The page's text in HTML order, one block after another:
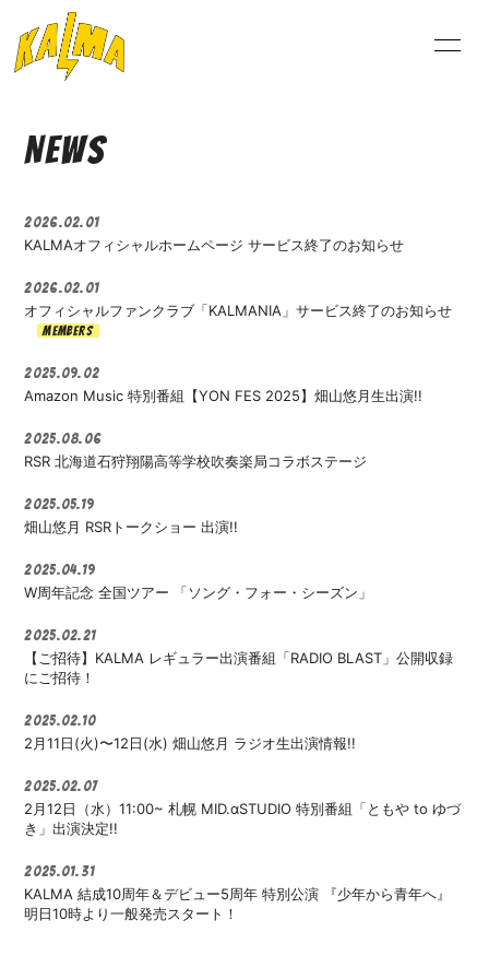
S
ログイン
NEWS
2026.02.01
KALMAオフィシャルホームページ サービス終了のお知らせ
2026.02.01
オフィシャルファンクラブ「KALMANIA」サービス終了のお知らせ
2025.09.02
Amazon Music 特別番組【YON FES 2025】畑山悠月生出演!!
2025.08.06
RSR 北海道石狩翔陽高等学校吹奏楽局コラボステージ
2025.05.19
畑山悠月 RSRトークショー 出演!!
2025.04.19
W周年記念 全国ツアー 「ソング・フォー・シーズン」
2025.02.21
【ご招待】KALMA レギュラー出演番組「RADIO BLAST」公開収録
にご招待！
2025.02.10
2月11日(火)〜12日(水) 畑山悠月 ラジオ生出演情報!!
2025.02.07
2月12日（水）11:00~ 札幌 MID.αSTUDIO 特別番組「ともや to ゆづ
き」出演決定!!
2025.01.31
KALMA 結成10周年＆デビュー5周年 特別公演 『少年から青年へ』
明日10時より一般発売スタート！